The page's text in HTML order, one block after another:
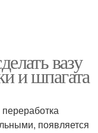
вазу
и шпагата
появляется